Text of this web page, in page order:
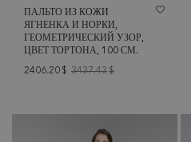
ПАЛЬТО ИЗ КОЖИ
ЯГНЕНКА И НОРКИ,
ГЕОМЕТРИЧЕСКИЙ УЗОР,
ЦВЕТ ТОРТОНА, 100 СМ.
2406.20 $ 3437.43$